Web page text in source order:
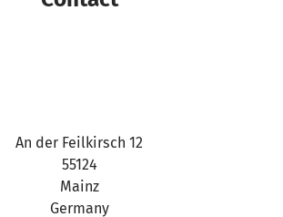
An der Feilkirsch 12
55124
Mainz
Germany